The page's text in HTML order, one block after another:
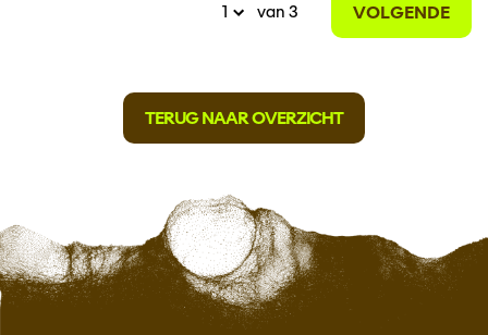
van 3 VOLGENDE
TERUG NAAR OVERZICHT